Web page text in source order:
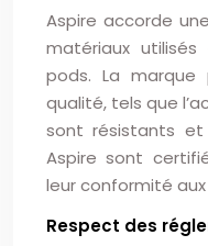
Aspire accorde
matériaux
pods. La marque
qualité, tels que
sont résistants et
Aspire sont
leur conformité
Respect des